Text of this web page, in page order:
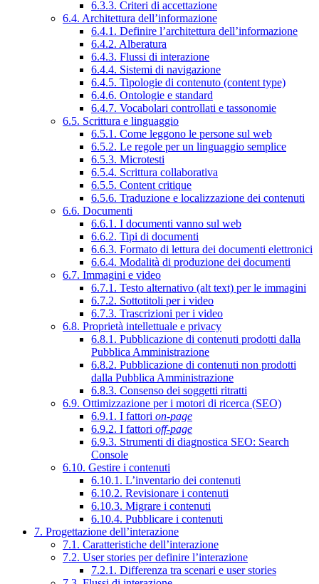
6.3.3. Criteri di accettazione
6.4. Architettura dell’informazione
6.4.1. Definire l’architettura dell’informazione
6.4.2. Alberatura
6.4.3. Flussi di interazione
6.4.4. Sistemi di navigazione
6.4.5. Tipologie di contenuto (content type)
6.4.6. Ontologie e standard
6.4.7. Vocabolari controllati e tassonomie
6.5. Scrittura e linguaggio
6.5.1. Come leggono le persone sul web
6.5.2. Le regole per un linguaggio semplice
6.5.3. Microtesti
6.5.4. Scrittura collaborativa
6.5.5. Content critique
6.5.6. Traduzione e localizzazione dei contenuti
6.6. Documenti
6.6.1. I documenti vanno sul web
6.6.2. Tipi di documenti
6.6.3. Formato di lettura dei documenti elettronici
6.6.4. Modalità di produzione dei documenti
6.7. Immagini e video
6.7.1. Testo alternativo (alt text) per le immagini
6.7.2. Sottotitoli per i video
6.7.3. Trascrizioni per i video
6.8. Proprietà intellettuale e privacy
6.8.1. Pubblicazione di contenuti prodotti dalla
Pubblica Amministrazione
6.8.2. Pubblicazione di contenuti non prodotti
dalla Pubblica Amministrazione
6.8.3. Consenso dei soggetti ritratti
6.9. Ottimizzazione per i motori di ricerca (SEO)
6.9.1. I fattori on-page
6.9.2. I fattori off-page
6.9.3. Strumenti di diagnostica SEO: Search
Console
6.10. Gestire i contenuti
6.10.1. L’inventario dei contenuti
6.10.2. Revisionare i contenuti
6.10.3. Migrare i contenuti
6.10.4. Pubblicare i contenuti
7. Progettazione dell’interazione
7.1. Caratteristiche dell’interazione
7.2. User stories per definire l’interazione
7.2.1. Differenza tra scenari e user stories